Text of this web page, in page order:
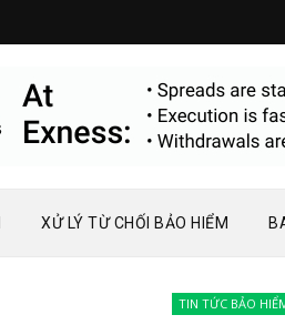
XỬ LÝ TỪ CHỐI BẢO HIỂM
TIN TỨC BẢO HIỂM